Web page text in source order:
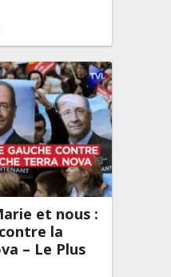
et nous :
la
– Le Plus